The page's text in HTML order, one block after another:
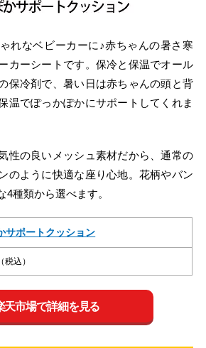
れなベビーカーに♪赤ちゃんの暑さ寒
カーシートです。保冷と保温でオール
保冷剤で、暑い日は赤ちゃんの頭と背
温でぽっかぽかにサポートしてくれま
性の良いメッシュ素材だから、通常の
のように快適な座り心地。花柄やバン
4種類から選べます。
サポートクッション
込）
天市場で詳細を見る